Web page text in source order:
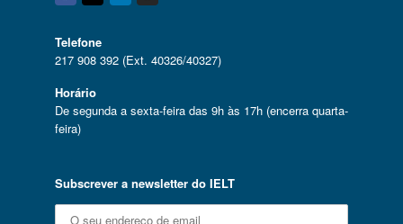
Telefone
217 908 392 (Ext. 40326/40327)
Horário
De segunda a sexta-feira das 9h às 17h (encerra quarta-
feira)
Subscrever a newsletter do IELT